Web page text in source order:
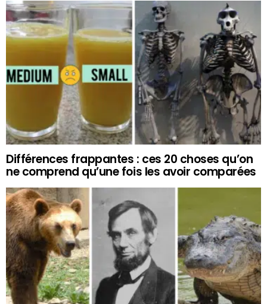
Différences frappantes : ces 20 choses qu’on
ne comprend qu’une fois les avoir comparées